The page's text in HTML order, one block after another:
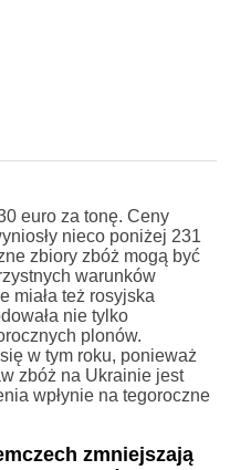
euro za tonę. Ceny
nieco poniżej 231
zbiory zbóż mogą być
warunków
miała też rosyjska
nie tylko
plonów.
w tym roku, ponieważ
zbóż na Ukrainie jest
wpłynie na tegoroczne
zmniejszają